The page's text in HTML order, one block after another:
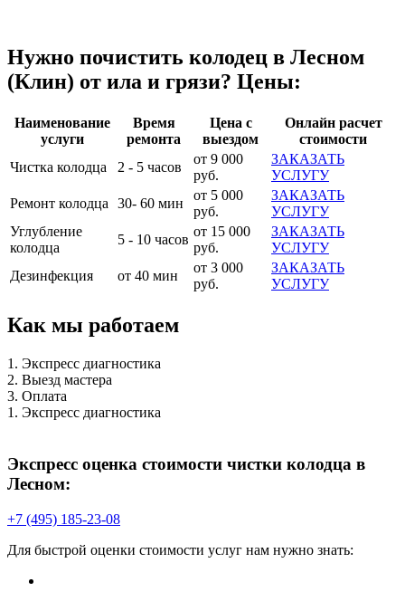
Нужно почистить колодец в Лесном
(Клин) от ила и грязи? Цены:
Наименование
услуги
Время
ремонта
Цена с
выездом
Онлайн расчет
стоимости
Чистка колодца
2 - 5 часов
от 9 000
руб.
ЗАКАЗАТЬ
УСЛУГУ
Ремонт колодца
30- 60 мин
от 5 000
руб.
ЗАКАЗАТЬ
УСЛУГУ
Углубление
колодца
5 - 10 часов
от 15 000
руб.
ЗАКАЗАТЬ
УСЛУГУ
Дезинфекция
от 40 мин
от 3 000
руб.
ЗАКАЗАТЬ
УСЛУГУ
Как мы работаем
1. Экспресс диагностика
2. Выезд мастера
3. Оплата
1. Экспресс диагностика
Экспресс оценка стоимости чистки колодца в
Лесном:
+7 (495) 185-23-08
Для быстрой оценки стоимости услуг нам нужно знать: